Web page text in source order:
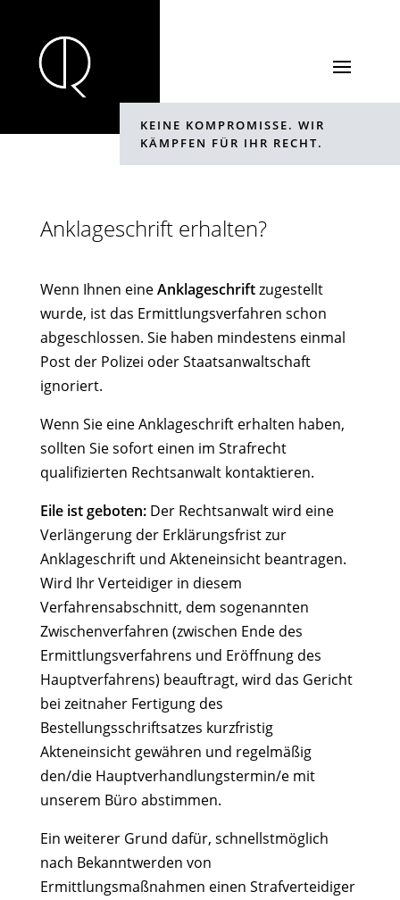
KEINE KOMPROMISSE. WIR
KÄMPFEN FÜR IHR RECHT.
Anklageschrift erhalten?
Wenn Ihnen eineAnklageschriftzugestellt
wurde, ist das Ermittlungsverfahren schon
abgeschlossen. Sie haben mindestens einmal
Post der Polizei oder Staatsanwaltschaft
ignoriert.
Wenn Sie eine Anklageschrift erhalten haben,
sollten Sie sofort einen im Strafrecht
qualifizierten Rechtsanwalt kontaktieren.
Eile ist geboten:Der Rechtsanwalt wird eine
Verlängerung der Erklärungsfrist zur
Anklageschrift und Akteneinsicht beantragen.
Wird Ihr Verteidiger in diesem
Verfahrensabschnitt, dem sogenannten
Zwischenverfahren (zwischen Ende des
Ermittlungsverfahrens und Eröffnung des
Hauptverfahrens) beauftragt, wird das Gericht
bei zeitnaher Fertigung des
Bestellungsschriftsatzes kurzfristig
Akteneinsicht gewähren und regelmäßig
den/die Hauptverhandlungstermin/e mit
unserem Büro abstimmen.
Ein weiterer Grund dafür, schnellstmöglich
nach Bekanntwerden von
Ermittlungsmaßnahmen einen Strafverteidiger